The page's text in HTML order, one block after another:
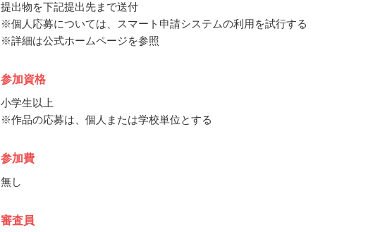
提出物を下記提出先まで送付
※個人応募については、スマート申請システムの利用を試行する
※詳細は公式ホームページを参照
参加資格
小学生以上
※作品の応募は、個人または学校単位とする
参加費
無し
審査員